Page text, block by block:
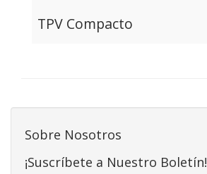
TPV Compacto
Sobre Nosotros
¡Suscríbete a Nuestro Boletín!